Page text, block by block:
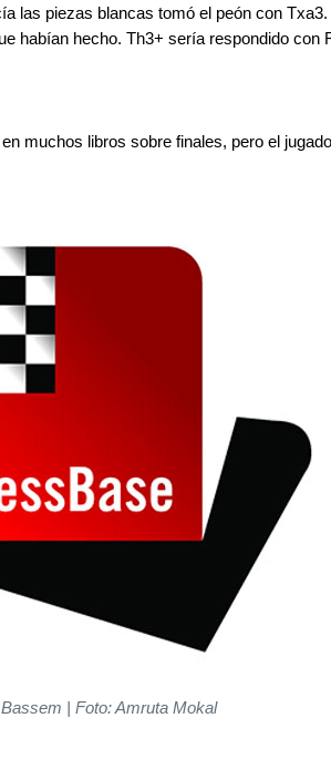
las piezas blancas tomó el peón con
habían hecho. Th3+ sería respondido con
muchos libros sobre finales, pero el
| Foto: Amruta Mokal